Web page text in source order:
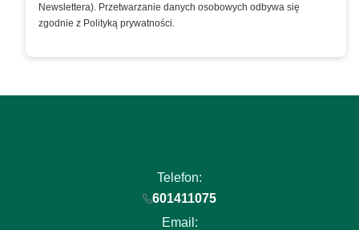
Newslettera). Przetwarzanie danych osobowych odbywa się
zgodnie z Polityką prywatności.
Telefon:
601411075
Email: